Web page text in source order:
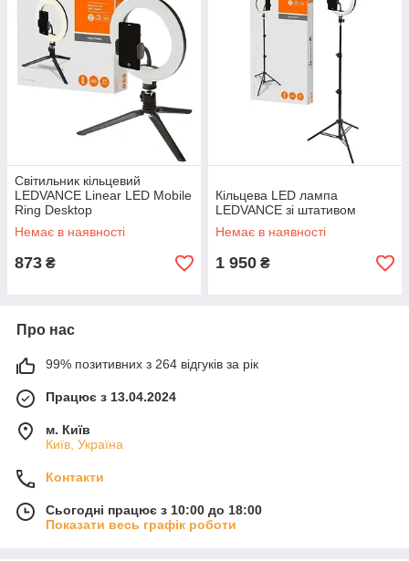
Світильник кільцевий
LEDVANCE Linear LED Mobile
Ring Desktop
Немає в наявності
873 ₴
Кільцева LED лампа
LEDVANCE зі штативом
Немає в наявності
1 950 ₴
Про нас
99% позитивних з 264 відгуків за рік
Працює з 13.04.2024
м. Київ
Київ, Україна
Контакти
Сьогодні працює з 10:00 до 18:00
Показати весь графік роботи